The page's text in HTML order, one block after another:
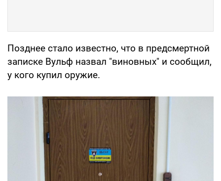
Позднее стало известно, что в предсмертной
записке Вульф назвал "виновных" и сообщил,
у кого купил оружие.